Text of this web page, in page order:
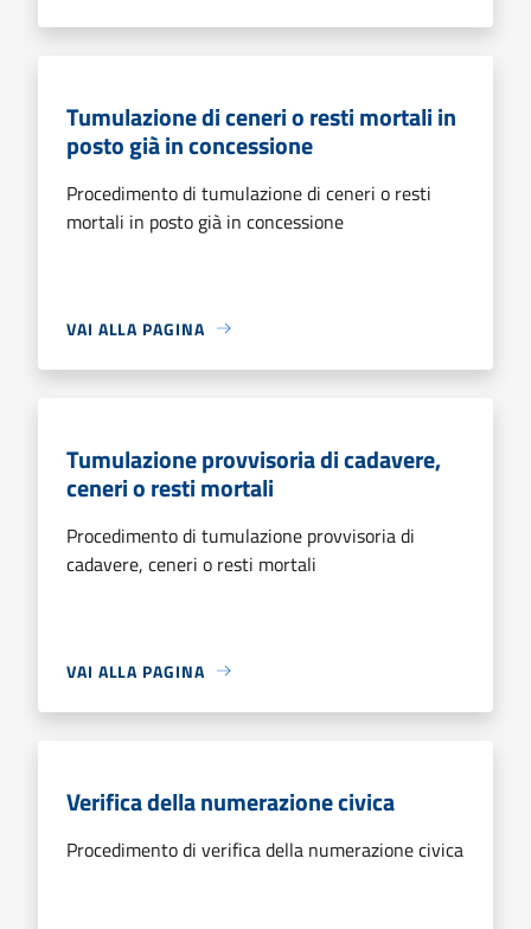
Tumulazione di ceneri o resti mortali in
posto già in concessione
Procedimento di tumulazione di ceneri o resti
mortali in posto già in concessione
VAI ALLA PAGINA
Tumulazione provvisoria di cadavere,
ceneri o resti mortali
Procedimento di tumulazione provvisoria di
cadavere, ceneri o resti mortali
VAI ALLA PAGINA
Verifica della numerazione civica
Procedimento di verifica della numerazione civica